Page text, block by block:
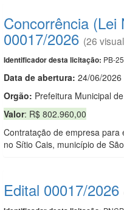
Concorrência (Lei
00017/2026 (26
Identificador desta licitação: PB-
Data de abertura: 24/06/2026
Orgão: Prefeitura Municipal
Valor: R$ 802.960,00
Contratação de empresa para
no Sítio Cais, município de
Edital 00017/2026